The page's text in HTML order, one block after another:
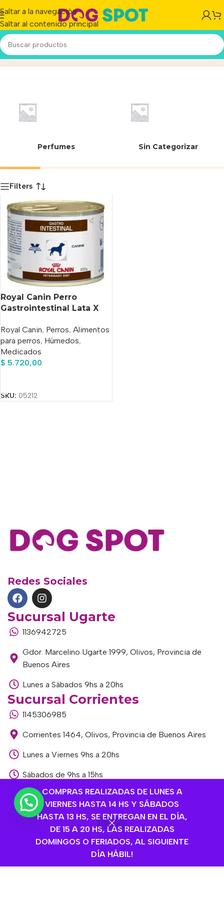
COMPRAS REALIZADAS DE LUNES A
VIERNES HASTA 14 HS Y SÁBADOS
HASTA 13 HS, SE ENTREGAN EN EL DÍA,
DE 15 A 20 HS, LAS REALIZADAS
DOMINGOS O FERIADOS, AL SIGUIENTE
DÍA HÁBIL!
Saltar a la navegación
Saltar al contenido principal
GastrointestinalInicio/Producto
Perfumes Sin Categorizar
Filters
Royal Canin Perro
Gastrointestinal Lata X
Royal Canin, Perros, Alimentos
para perros, Húmedos,
Medicados
$ 5.720,00
SKU: 05212
Redes Sociales
Sucursal Ugarte
1136942725
Gdor. Marcelino Ugarte 1999, Olivos, Provincia de
Buenos Aires
Lunes a Sábados 9hs a 20hs
Sucursal Corrientes
1145306985
Corrientes 1464, Olivos, Provincia de Buenos Aires
Lunes a Viernes 9hs a 20hs
Sábados de 9hs a 15hs
Sucursal Libertador
1168893524
Av. del Libertador 1915, Vte. López, Provincia de
Buenos Aires